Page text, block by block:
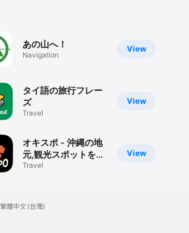
View
あの山へ！
Navigation
View
タイ語の旅行フレー
ズ
Travel
View
オキスポ - 沖縄の地
元,観光スポットを探
せるおでかけアプリ
Travel
繁體中文 (台灣)